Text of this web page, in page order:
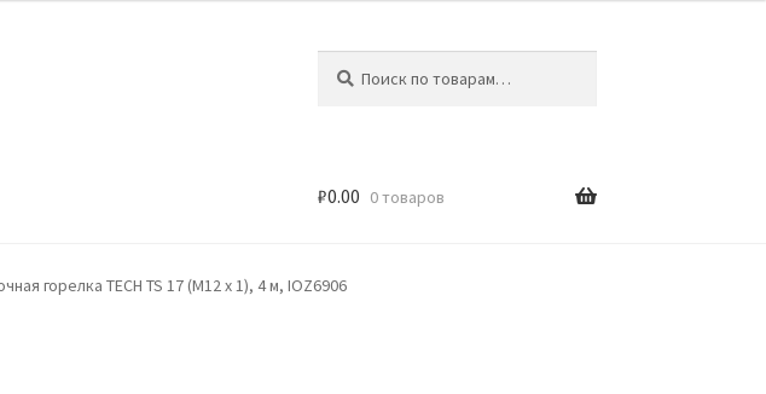
₽0.00 0 товаров
горелка TECH TS 17 (M12 x 1), 4 м, IOZ6906